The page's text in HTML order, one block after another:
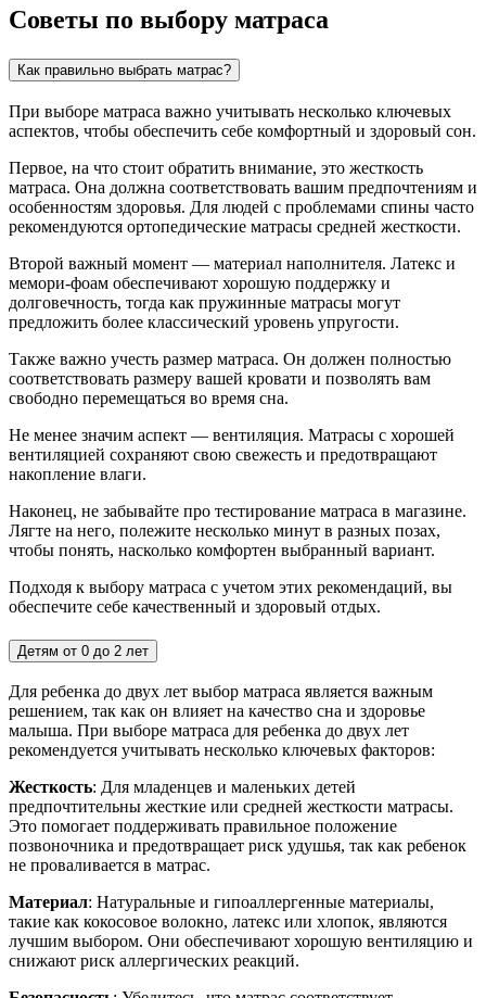
Советы по выбору матраса
Как правильно выбрать матрас?
При выборе матраса важно учитывать несколько ключевых
аспектов, чтобы обеспечить себе комфортный и здоровый сон.
Первое, на что стоит обратить внимание, это жесткость
матраса. Она должна соответствовать вашим предпочтениям и
особенностям здоровья. Для людей с проблемами спины часто
рекомендуются ортопедические матрасы средней жесткости.
Второй важный момент — материал наполнителя. Латекс и
мемори-фоам обеспечивают хорошую поддержку и
долговечность, тогда как пружинные матрасы могут
предложить более классический уровень упругости.
Также важно учесть размер матраса. Он должен полностью
соответствовать размеру вашей кровати и позволять вам
свободно перемещаться во время сна.
Не менее значим аспект — вентиляция. Матрасы с хорошей
вентиляцией сохраняют свою свежесть и предотвращают
накопление влаги.
Наконец, не забывайте про тестирование матраса в магазине.
Лягте на него, полежите несколько минут в разных позах,
чтобы понять, насколько комфортен выбранный вариант.
Подходя к выбору матраса с учетом этих рекомендаций, вы
обеспечите себе качественный и здоровый отдых.
Детям от 0 до 2 лет
Для ребенка до двух лет выбор матраса является важным
решением, так как он влияет на качество сна и здоровье
малыша. При выборе матраса для ребенка до двух лет
рекомендуется учитывать несколько ключевых факторов:
Жесткость: Для младенцев и маленьких детей
предпочтительны жесткие или средней жесткости матрасы.
Это помогает поддерживать правильное положение
позвоночника и предотвращает риск удушья, так как ребенок
не проваливается в матрас.
Материал: Натуральные и гипоаллергенные материалы,
такие как кокосовое волокно, латекс или хлопок, являются
лучшим выбором. Они обеспечивают хорошую вентиляцию и
снижают риск аллергических реакций.